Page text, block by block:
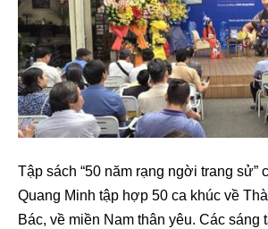
Tập sách “50 năm rạng ngời trang sử”
Quang Minh tập hợp 50 ca khúc về
Bác, về miền Nam thân yêu. Các sáng